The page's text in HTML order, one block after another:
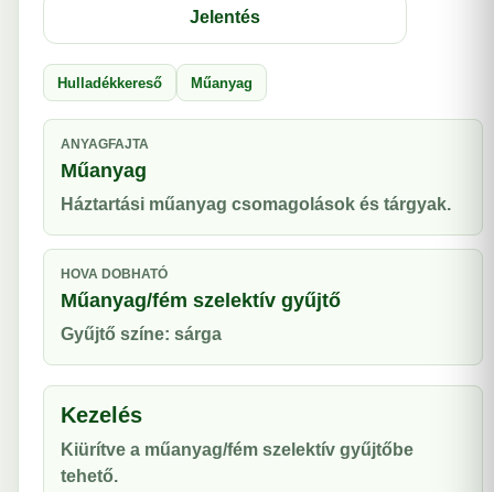
Jelentés
Hulladékkereső Műanyag
ANYAGFAJTA
Műanyag
Háztartási műanyag csomagolások és tárgyak.
HOVA DOBHATÓ
Műanyag/fém szelektív gyűjtő
Gyűjtő színe: sárga
Kezelés
Kiürítve a műanyag/fém szelektív gyűjtőbe
tehető.